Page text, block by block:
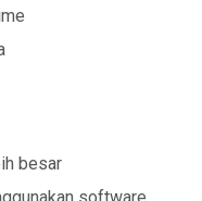
besar